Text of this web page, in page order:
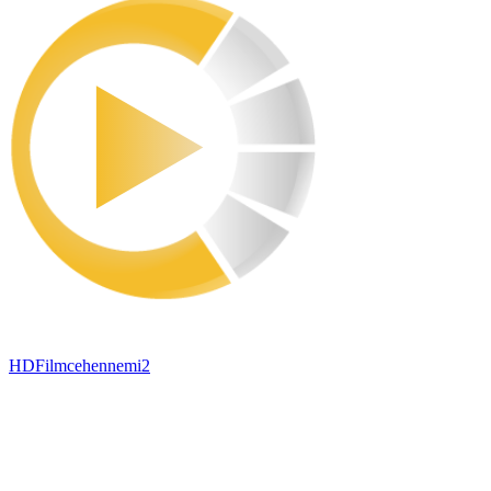
HDFilmcehennemi2